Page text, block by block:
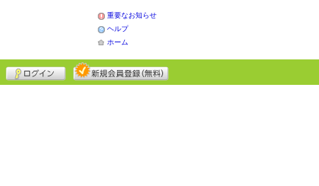
重要なお知らせ
ヘルプ
ホーム